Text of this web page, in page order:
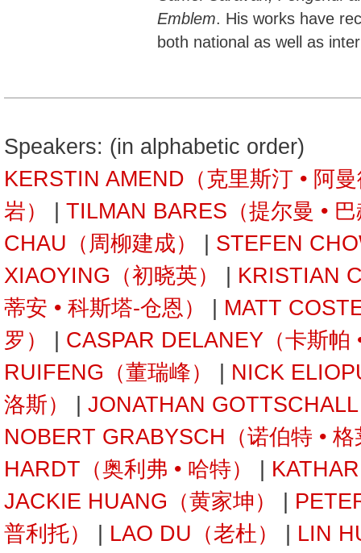
Emblem. His works have
both national as well as
Speakers: (in alphabetic order)
KERSTIN AMEND（克里斯汀 • 阿
岩）
TILMAN BARES（提尔曼 •
CHAU（周柳建成）
STEFEN
XIAOYING（初晓英）
KRISTIAN
蒂安 • 科斯塔-仓恩）
MATT
罗）
CASPAR DELANEY（卡斯帕
RUIFENG（董瑞峰）
NICK
洛斯）
JONATHAN
NOBERT GRABYSCH（诺伯特 •
HARDT（奥利弗 • 哈特）
JACKIE HUANG（黄家坤）
普利托）
LAO DU（老杜）
LIN